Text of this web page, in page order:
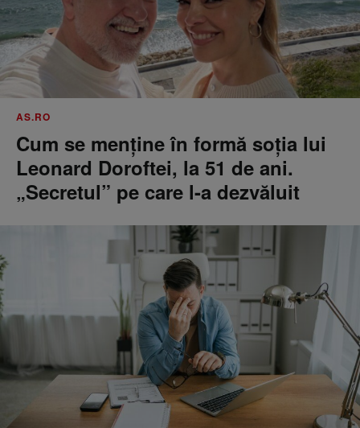
AS.RO
Cum se menţine în formă soţia lui
Leonard Doroftei, la 51 de ani.
„Secretul” pe care l-a dezvăluit